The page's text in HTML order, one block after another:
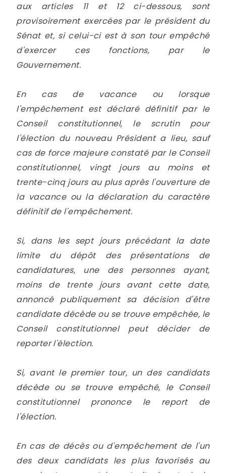
aux articles 11 et 12 ci-dessous, sont
provisoirement exercées par le président du
Sénat et, si celui-ci est à son tour empêché
d'exercer ces fonctions, par le
Gouvernement.
En cas de vacance ou lorsque
l'empêchement est déclaré définitif par le
Conseil constitutionnel, le scrutin pour
l'élection du nouveau Président a lieu, sauf
cas de force majeure constaté par le Conseil
constitutionnel, vingt jours au moins et
trente-cinq jours au plus après l'ouverture de
la vacance ou la déclaration du caractère
définitif de l'empêchement.
Si, dans les sept jours précédant la date
limite du dépôt des présentations de
candidatures, une des personnes ayant,
moins de trente jours avant cette date,
annoncé publiquement sa décision d'être
candidate décède ou se trouve empêchée, le
Conseil constitutionnel peut décider de
reporter l'élection.
Si, avant le premier tour, un des candidats
décède ou se trouve empêché, le Conseil
constitutionnel prononce le report de
l'élection.
En cas de décès ou d'empêchement de l'un
des deux candidats les plus favorisés au